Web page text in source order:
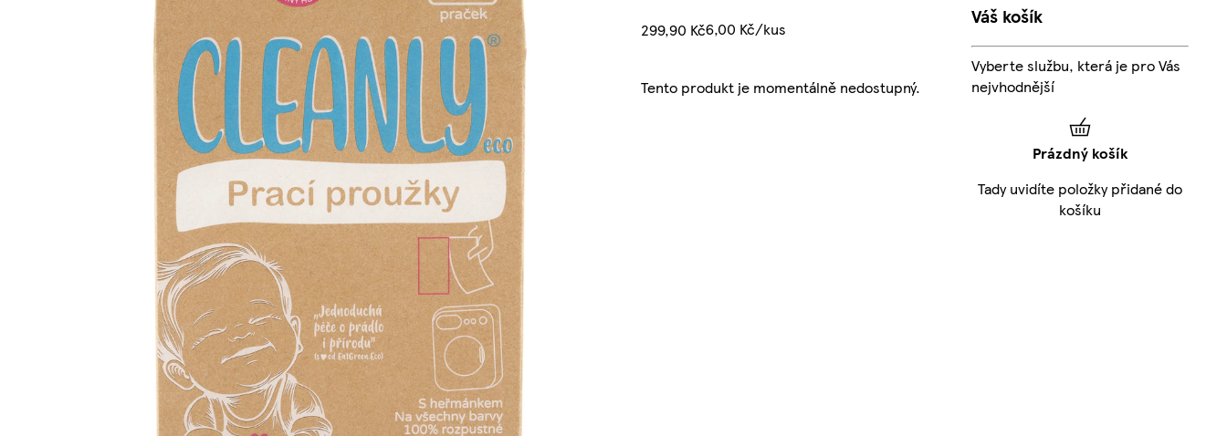
299,90 Kč6,00 Kč/kus
Tento produkt je momentálně nedostupný.
Váš košík
Vyberte službu, která je pro Vás
nejvhodnější
Prázdný košík
Tady uvidíte položky přidané do
košíku